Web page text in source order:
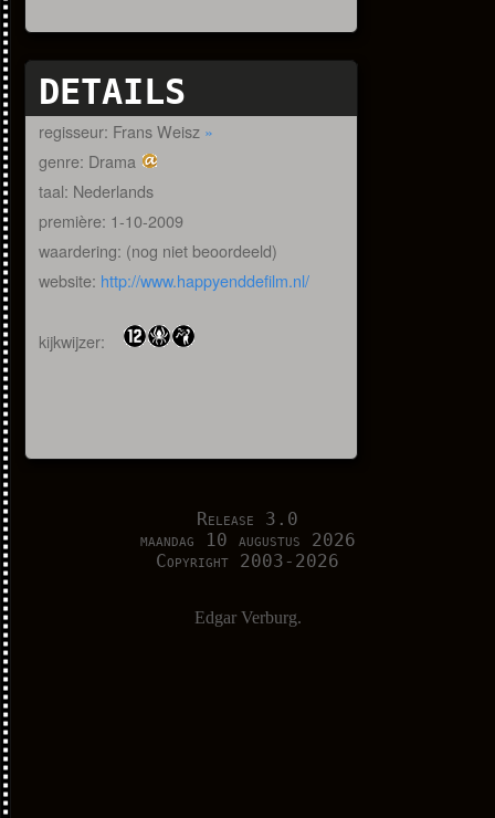
DETAILS
regisseur: Frans Weisz »
genre: Drama
taal: Nederlands
première: 1-10-2009
waardering: (nog niet beoordeeld)
website: http://www.happyenddefilm.nl/
kijkwijzer:
Release 3.0
maandag 10 augustus 2026
Copyright 2003-2026
Edgar Verburg.